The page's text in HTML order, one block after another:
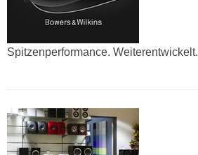
Spitzenperformance. Weiterentwickelt.